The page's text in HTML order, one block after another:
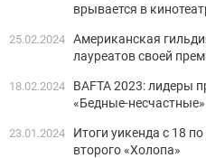
врывается в
25.02.2024 Американская
лауреатов своей
18.02.2024
BAFTA 2023: лидеры
«Бедные-несчастные»
23.01.2024
Итоги уикенда с 18
второго «Холопа»